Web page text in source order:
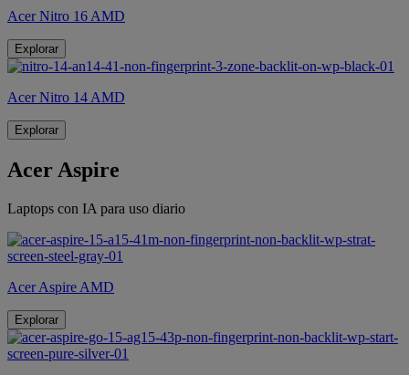
Acer Nitro 16 AMD
Explorar
Acer Nitro 14 AMD
Explorar
Acer Aspire
Laptops con IA para uso diario
Acer Aspire AMD
Explorar